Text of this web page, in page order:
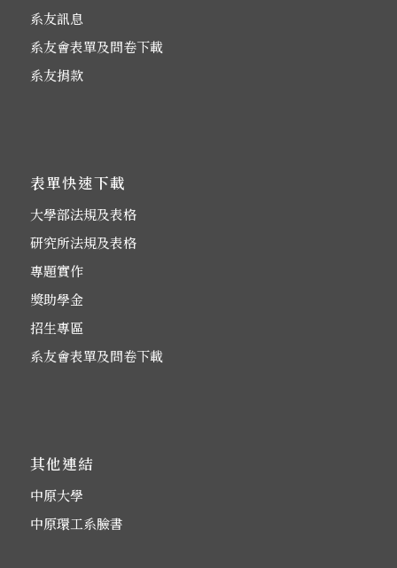
系友訊息
系友會表單及問卷下載
系友捐款
表單快速下載
大學部法規及表格
研究所法規及表格
專題實作
獎助學金
招生專區
系友會表單及問卷下載
其他連結
中原大學
中原環工系臉書